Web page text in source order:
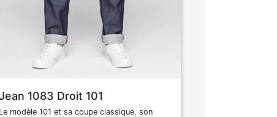
1083 Droit 101
Le modèle 101 et sa coupe classique, son